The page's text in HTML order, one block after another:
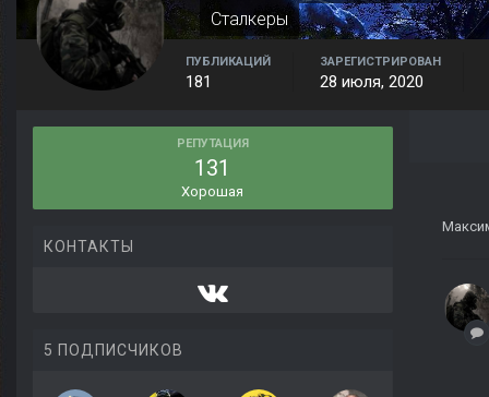
Сталкеры
ПУБЛИКАЦИЙ
181
ЗАРЕГИСТРИРОВАН
28 июля, 2020
РЕПУТАЦИЯ
131
Хорошая
КОНТАКТЫ
5 ПОДПИСЧИКОВ